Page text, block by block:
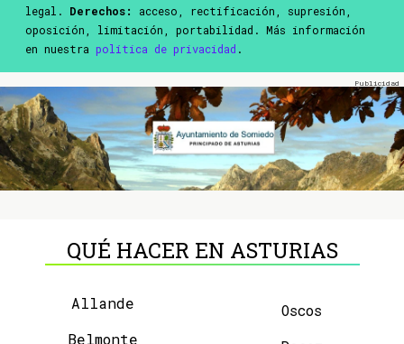
legal. Derechos:
acceso, rectificación, supresión,
oposición, limitación, portabilidad. Más información
en nuestra política de privacidad .
QUÉ HACER EN ASTURIAS
Allande
Belmonte
Oscos